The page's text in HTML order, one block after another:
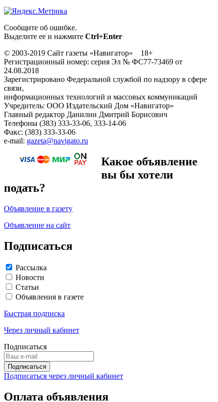
Сообщите об ошибке.
Выделите ее и нажмите Ctrl+Enter
© 2003-2019 Сайт газеты «Навигатор» 18+
Регистрационный номер: серия Эл № ФС77-73469 от
24.08.2018
Зарегистрировано Федеральной службой по надзору в сфере
связи,
информационных технологий и массовых коммуникаций
Учредитель: ООО Издательский Дом «Навигатор»
Главный редактор Данилин Дмитрий Борисович
Телефоны (383) 333-33-06, 333-14-06
Факс: (383) 333-33-06
e-mail: gazeta@navigato.ru
Какое объявление
вы бы хотели
подать?
Объявление в газету
Объявление на сайт
Подписаться
Рассылка
Новости
Статьи
Объявления в газете
Быстрая подписка
Через личный кабинет
Подписаться
Подписаться через личный кабинет
Оплата объявления